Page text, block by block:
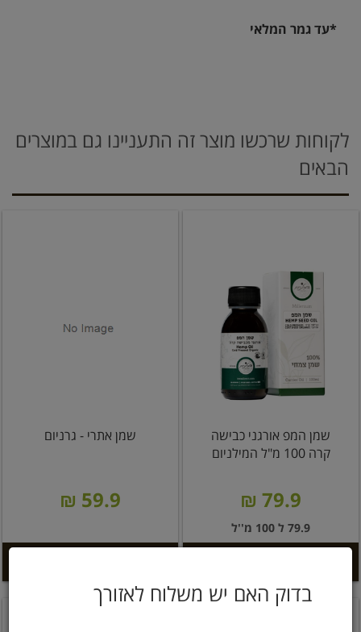
בדוק האם יש משלוח לאזורך
*עד גמר המלאי
לקוחות שרכשו מוצר זה התעניינו גם במוצרים
הבאים
שמן המפ אורגני כבישה
קרה 100 מ"ל המילניום
79.9 ₪
79.9 ל 100 מ''ל
שמן אתרי - גרניום
59.9 ₪